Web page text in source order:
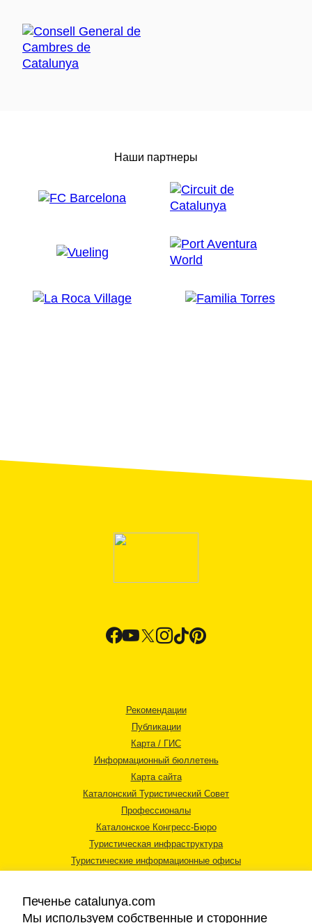
Наши партнеры
Рекомендации
Публикации
Карта / ГИС
Информационный бюллетень
Карта сайта
Каталонский Туристический Совет
Профессионалы
Каталонское Конгресс-Бюро
Туристическая инфраструктура
Туристические информационные офисы
Печенье catalunya.com
Мы используем собственные и сторонние